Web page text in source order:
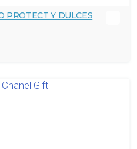
PROTECT Y DULCES